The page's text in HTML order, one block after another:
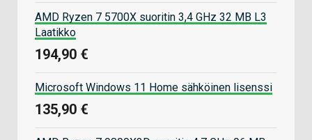
AMD Ryzen 7 5700X suoritin 3,4 GHz 32 MB L3
Laatikko
194,90 €
Microsoft Windows 11 Home sähköinen lisenssi
135,90 €